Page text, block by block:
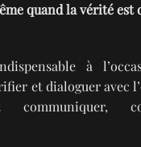
quand la vérité
à
et dialoguer avec
communiquer,